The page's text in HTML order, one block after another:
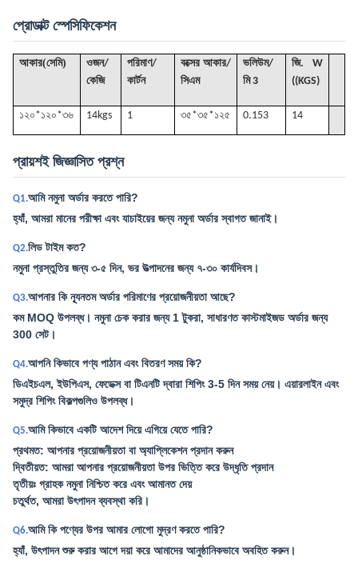
প্রোডাক্ট স্পেসিফিকেশন
আকার(সেমি)
ওজন/
কেজি
পরিমাণ/
কার্টন
বক্সের আকার/
সিএম
ভলিউম/
মি 3
জি. W
((KGS)
১২০*১২০*৩৬ 14kgs 1 ৩৫*৩৫*১২৫ 0.153 14
প্রায়শই জিজ্ঞাসিত প্রশ্ন
Q1.আমি নমুনা অর্ডার করতে পারি?
হ্যাঁ, আমরা মানের পরীক্ষা এবং যাচাইয়ের জন্য নমুনা অর্ডার স্বাগত জানাই।
Q2.লিড টাইম কত?
নমুনা প্রস্তুতির জন্য ৩-৫ দিন, ভর উত্পাদনের জন্য ৭-৩০ কার্যদিবস।
Q3.আপনার কি ন্যূনতম অর্ডার পরিমাণের প্রয়োজনীয়তা আছে?
কম MOQ উপলব্ধ। নমুনা চেক করার জন্য 1 টুকরা, সাধারণত কাস্টমাইজড অর্ডার জন্য
300 সেট।
Q4.আপনি কিভাবে পণ্য পাঠান এবং বিতরণ সময় কি?
ডিএইচএল, ইউপিএস, ফেডেক্স বা টিএনটি দ্বারা শিপিং 3-5 দিন সময় নেয়। এয়ারলাইন এবং
সমুদ্র শিপিং বিকল্পগুলিও উপলব্ধ।
Q5.আমি কিভাবে একটি আদেশ দিয়ে এগিয়ে যেতে পারি?
প্রথমত: আপনার প্রয়োজনীয়তা বা অ্যাপ্লিকেশন প্রদান করুন
দ্বিতীয়ত: আমরা আপনার প্রয়োজনীয়তা উপর ভিত্তি করে উদ্ধৃতি প্রদান
তৃতীয়ঃ গ্রাহক নমুনা নিশ্চিত করে এবং আমানত দেয়
চতুর্থত, আমরা উৎপাদন ব্যবস্থা করি।
Q6.আমি কি পণ্যের উপর আমার লোগো মুদ্রণ করতে পারি?
হ্যাঁ, উৎপাদন শুরু করার আগে দয়া করে আমাদের আনুষ্ঠানিকভাবে অবহিত করুন।